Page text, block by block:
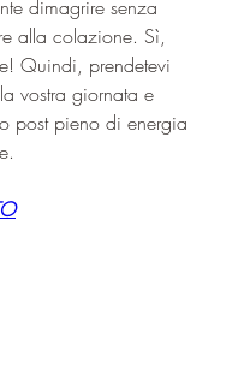
dimagrire senza
alla colazione. Sì,
Quindi, prendetevi
vostra giornata e
post pieno di energia